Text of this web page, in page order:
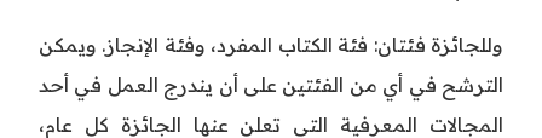
وللجائزة فئتان: فئة الكتاب المفرد، وفئة الإنجاز. ويمكن
الترشح في أي من الفئتين على أن يندرج العمل في أحد
المجالات المعرفية التي تعلن عنها الجائزة كل عام،